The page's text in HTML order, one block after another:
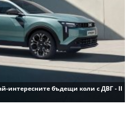
интересните бъдещи коли с ДВГ - II